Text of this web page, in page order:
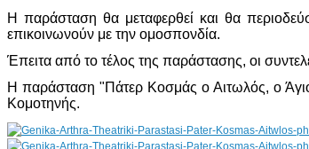
Η παράσταση θα μεταφερθεί και θα
επικοινωνούν με την ομοσπονδία.
Έπειτα από το τέλος της παράστασης, οι
Η παράσταση "Πάτερ Κοσμάς ο Αιτωλός, ο
Κομοτηνής.